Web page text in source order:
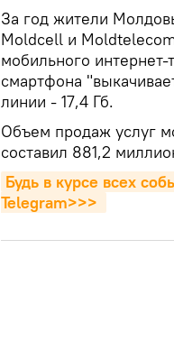
За год жители
Moldcell и
мобильного
смартфона
линии - 17,4 Гб.
Объем продаж услуг
составил 881,2
Будь в курсе всех
Telegram>>>